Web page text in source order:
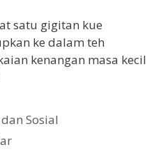
satu gigitan kue
ke dalam teh
kenangan masa kecil
Sosial